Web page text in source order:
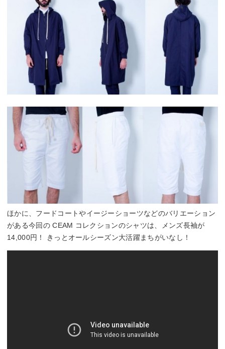
ほかに、フードコートやイージーショーツなどのバリエーション
がある今回の CEAM コレクションのシャツは、メンズ長袖が
14,000円！ きっとオールシーズン大活躍まちがいなし！